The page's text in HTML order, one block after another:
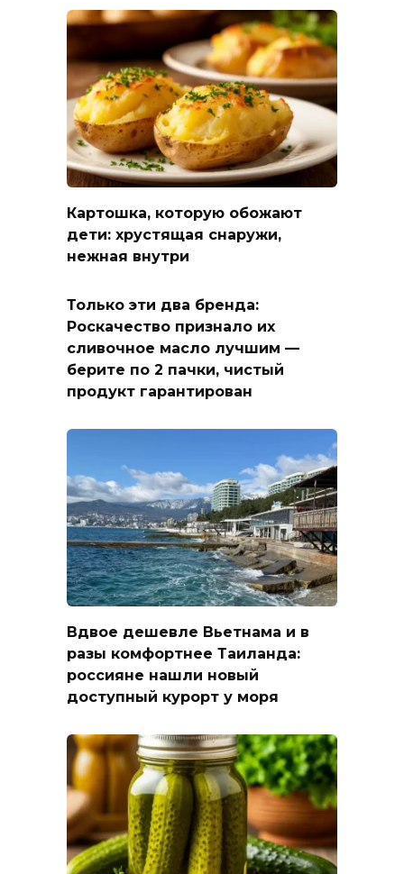
Картошка, которую обожают
дети: хрустящая снаружи,
нежная внутри
Только эти два бренда:
Роскачество признало их
сливочное масло лучшим —
берите по 2 пачки, чистый
продукт гарантирован
Вдвое дешевле Вьетнама и в
разы комфортнее Таиланда:
россияне нашли новый
доступный курорт у моря